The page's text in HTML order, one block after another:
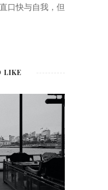
口快与自我，但
LIKE